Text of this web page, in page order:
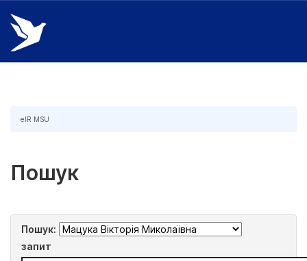
Skip
navigation
eIR MSU
Пошук
Пошук:
запит